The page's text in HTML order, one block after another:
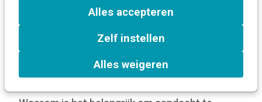
Alles accepteren
Zelf instellen
Alles weigeren
communicatie - Sofie
Verhalle